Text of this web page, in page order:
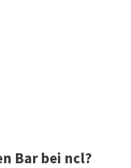
Bar bei ncl?